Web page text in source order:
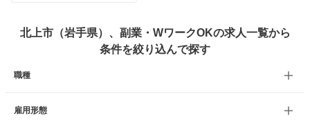
北上市（岩手県）、副業・WワークOKの求人一覧から
条件を絞り込んで探す
職種
雇用形態